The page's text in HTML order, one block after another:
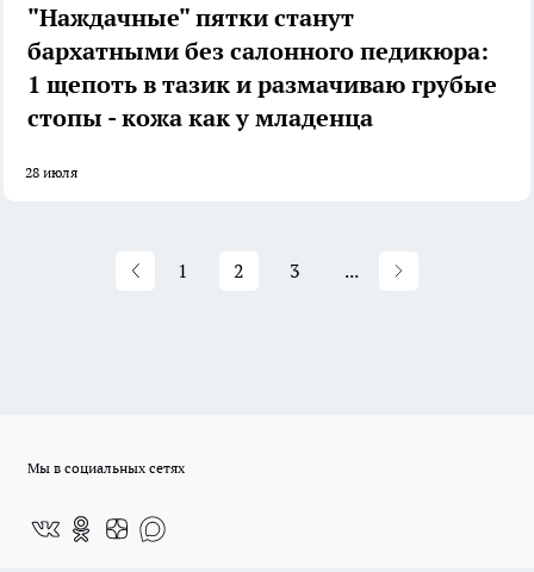
"Наждачные" пятки станут
бархатными без салонного педикюра:
1 щепоть в тазик и размачиваю грубые
стопы - кожа как у младенца
28 июля
1 2 3 ...
Мы в социальных сетях